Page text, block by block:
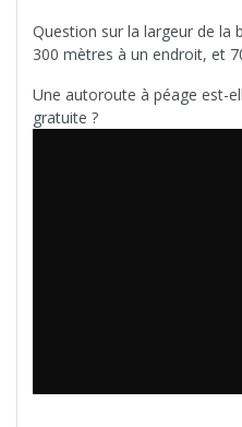
Question sur la largeur de la
300 mètres à un endroit, et
Une autoroute à péage est-
gratuite ?